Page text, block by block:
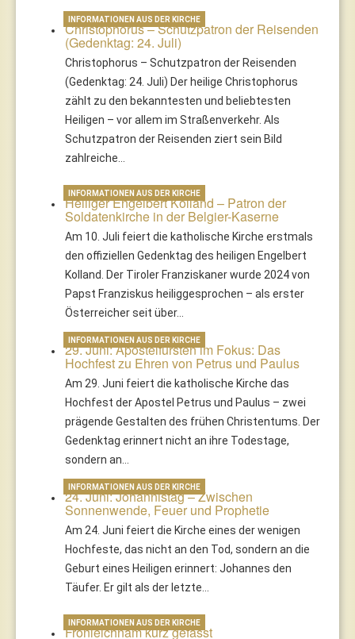
Christophorus – Schutzpatron der Reisenden
(Gedenktag: 24. Juli)
Christophorus – Schutzpatron der Reisenden
(Gedenktag: 24. Juli) Der heilige Christophorus
zählt zu den bekanntesten und beliebtesten
Heiligen – vor allem im Straßenverkehr. Als
Schutzpatron der Reisenden ziert sein Bild
zahlreiche…
INFORMATIONEN AUS DER KIRCHE
Heiliger Engelbert Kolland – Patron der
Soldatenkirche in der Belgier-Kaserne
Am 10. Juli feiert die katholische Kirche erstmals
den offiziellen Gedenktag des heiligen Engelbert
Kolland. Der Tiroler Franziskaner wurde 2024 von
Papst Franziskus heiliggesprochen – als erster
Österreicher seit über…
INFORMATIONEN AUS DER KIRCHE
29. Juni: Apostelfürsten im Fokus: Das
Hochfest zu Ehren von Petrus und Paulus
Am 29. Juni feiert die katholische Kirche das
Hochfest der Apostel Petrus und Paulus – zwei
prägende Gestalten des frühen Christentums. Der
Gedenktag erinnert nicht an ihre Todestage,
sondern an…
INFORMATIONEN AUS DER KIRCHE
24. Juni: Johannistag – Zwischen
Sonnenwende, Feuer und Prophetie
Am 24. Juni feiert die Kirche eines der wenigen
Hochfeste, das nicht an den Tod, sondern an die
Geburt eines Heiligen erinnert: Johannes den
Täufer. Er gilt als der letzte…
INFORMATIONEN AUS DER KIRCHE
Fronleichnam kurz gefasst
INFORMATIONEN AUS DER KIRCHE